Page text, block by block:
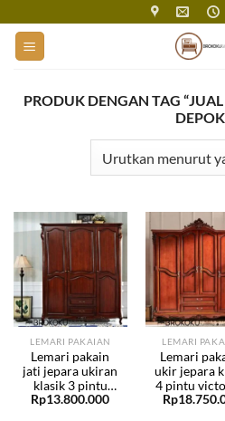
content
PRODUK DENGAN TAG
LEMARI PAKAIAN
Lemari pakain
jati jepara ukiran
klasik 3 pintu
BHF-87
Rp13.800.000
LEMARI
Lemari
ukir jepara
4 pintu
BHF-85
Rp